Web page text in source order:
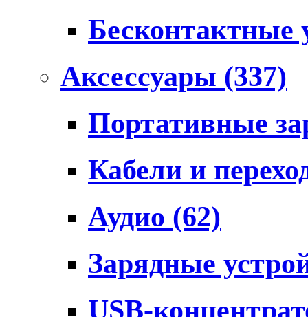
Бесконтактные
Аксессуары (337)
Портативные
Кабели и
Аудио (62)
Зарядные
USB-